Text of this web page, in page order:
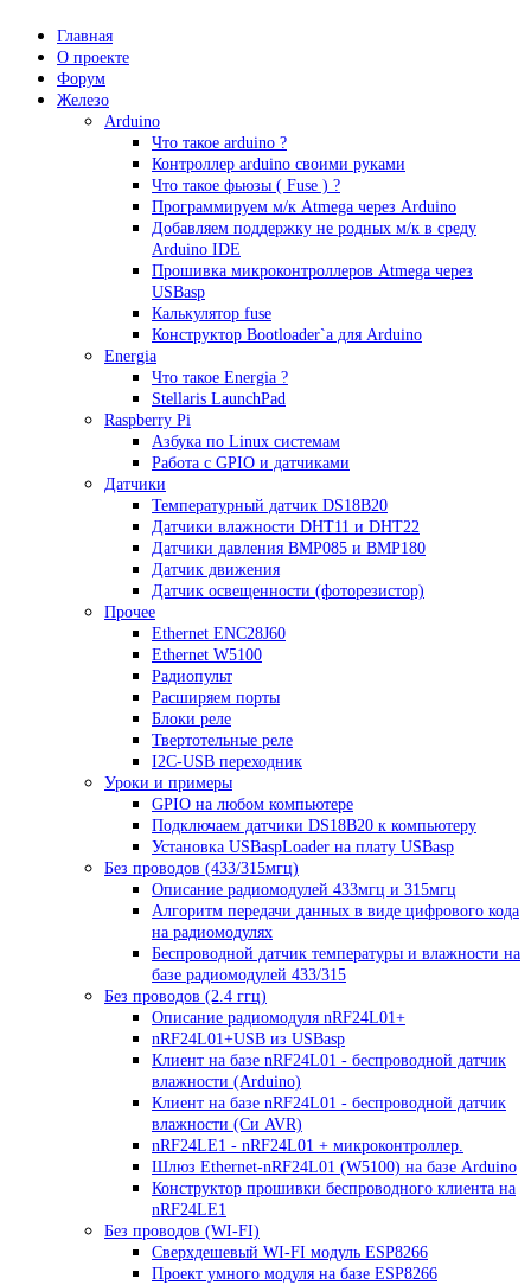
Главная
О проекте
Форум
Железо
Arduino
Что такое аrduino ?
Контроллер arduino своими руками
Что такое фьюзы ( Fuse ) ?
Программируем м/к Atmega через Arduino
Добавляем поддержку не родных м/к в среду
Arduino IDE
Прошивка микроконтроллеров Atmega через
USBasp
Калькулятор fuse
Конструктор Bootloader`а для Arduino
Energia
Что такое Energia ?
Stellaris LaunchPad
Raspberry Pi
Азбука по Linux системам
Работа с GPIO и датчиками
Датчики
Температурный датчик DS18B20
Датчики влажности DHT11 и DHT22
Датчики давления BMP085 и BMP180
Датчик движения
Датчик освещенности (фоторезистор)
Прочее
Ethernet ENC28J60
Ethernet W5100
Радиопульт
Расширяем порты
Блоки реле
Твертотельные реле
I2C-USB переходник
Уроки и примеры
GPIO на любом компьютере
Подключаем датчики DS18B20 к компьютеру
Установка USBaspLoader на плату USBasp
Без проводов (433/315мгц)
Описание радиомодулей 433мгц и 315мгц
Алгоритм передачи данных в виде цифрового кода
на радиомодулях
Беспроводной датчик температуры и влажности на
базе радиомодулей 433/315
Без проводов (2.4 ггц)
Описание радиомодуля nRF24L01+
nRF24L01+USB из USBasp
Клиент на базе nRF24L01 - беспроводной датчик
влажности (Arduino)
Клиент на базе nRF24L01 - беспроводной датчик
влажности (Си AVR)
nRF24LE1 - nRF24L01 + микроконтроллер.
Шлюз Ethernet-nRF24L01 (W5100) на базе Arduino
Конструктор прошивки беспроводного клиента на
nRF24LE1
Без проводов (WI-FI)
Сверхдешевый WI-FI модуль ESP8266
Проект умного модуля на базе ESP8266